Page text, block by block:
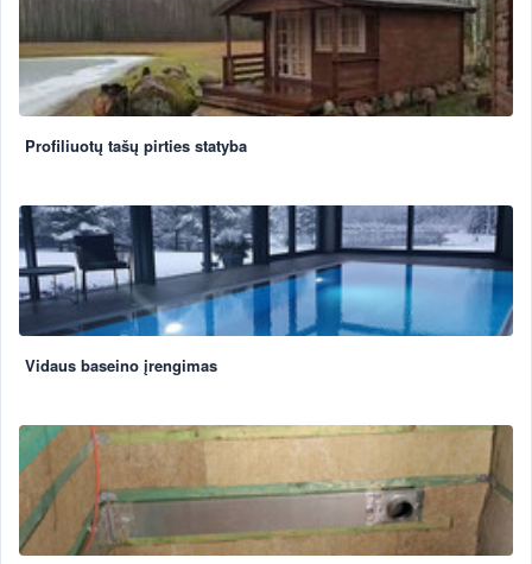
Profiliuotų tašų pirties statyba
Vidaus baseino įrengimas